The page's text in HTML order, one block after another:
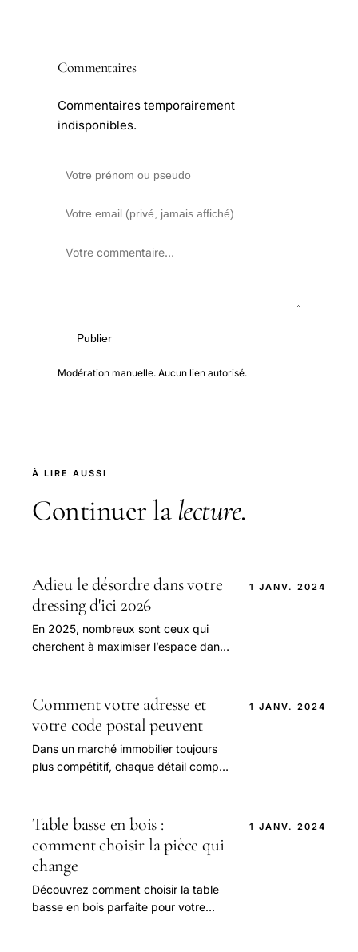
Commentaires
Commentaires temporairement
indisponibles.
Publier
Modération manuelle. Aucun lien autorisé.
À LIRE AUSSI
Continuer la lecture.
Adieu le désordre dans votre
dressing d'ici 2026
En 2025, nombreux sont ceux qui
cherchent à maximiser l’espace dans
apaisante.
1 JANV. 2024
Comment votre adresse et
votre code postal peuvent
Dans un marché immobilier toujours
plus compétitif, chaque détail compte
1 JANV. 2024
Table basse en bois :
comment choisir la pièce qui
change
Découvrez comment choisir la table
basse en bois parfaite pour votre
1 JANV. 2024